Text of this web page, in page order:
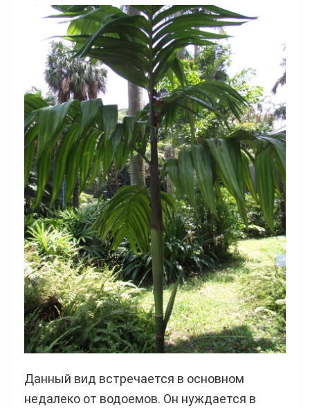
Данный вид встречается в основном
недалеко от водоемов. Он нуждается в